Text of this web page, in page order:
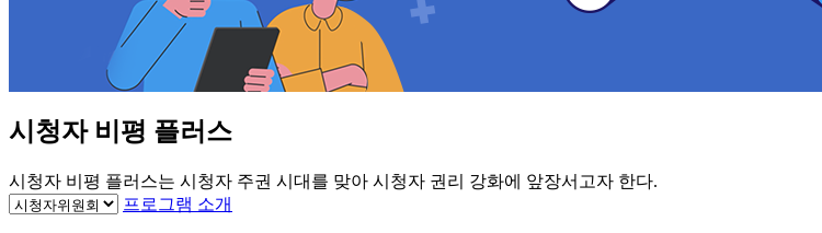
시청자 비평 플러스
시청자 비평 플러스는 시청자 주권 시대를 맞아 시청자 권리 강화에 앞장서고자 한다.
프로그램 소개